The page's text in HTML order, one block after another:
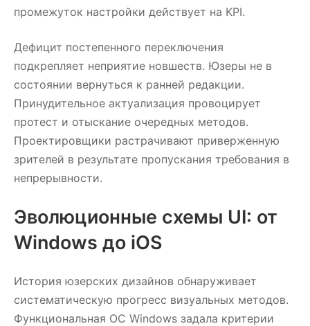
промежуток настройки действует на KPI.
Дефицит постепенного переключения
подкрепляет неприятие новшеств. Юзеры не в
состоянии вернуться к ранней редакции.
Принудительное актуализация провоцирует
протест и отыскание очередных методов.
Проектировщики растрачивают приверженную
зрителей в результате пропускания требования в
непрерывности.
Эволюционные схемы UI: от
Windows до iOS
История юзерских дизайнов обнаруживает
систематическую прогресс визуальных методов.
Функциональная ОС Windows задала критерии